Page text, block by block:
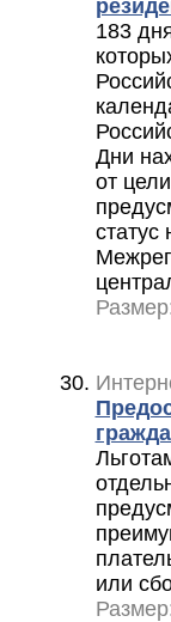
183
Дни
от
статус
или